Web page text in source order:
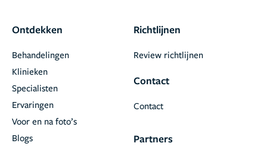
Ontdekken
Behandelingen
Klinieken
Specialisten
Ervaringen
Voor en na foto’s
Blogs
Richtlijnen
Review richtlijnen
Contact
Contact
Partners